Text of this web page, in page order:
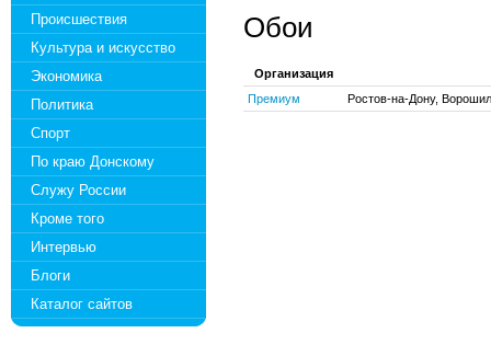
Происшествия
Культура и искусство
Экономика
Политика
Спорт
По краю Донскому
Служу России
Кроме того
Интервью
Блоги
Каталог сайтов
Обои
Организация
Премиум
Ростов-на-Дону,